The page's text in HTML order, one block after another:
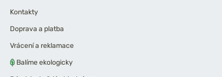
Kontakty
Doprava a platba
Vrácení a reklamace
Balíme ekologicky